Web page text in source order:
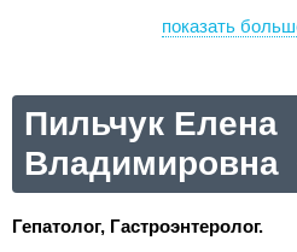
показать
Пильчук Елена
Владимировна
Гепатолог, Гастроэнтеролог.